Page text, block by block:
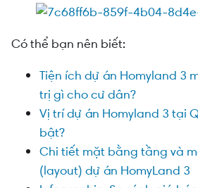
Có thể bạn nên biết:
Tiện ích dự án Homyland 3
trị gì cho cư dân?
Vị trí dự án Homyland 3 tại
bật?
Chi tiết mặt bằng tầng và
(layout) dự án HomyLand 3